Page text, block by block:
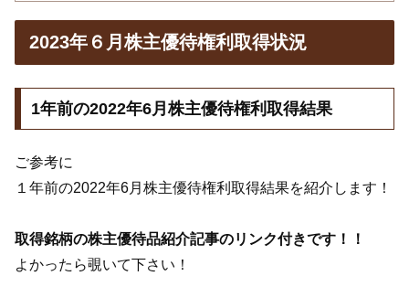
2023年６月株主優待権利取得状況
1年前の2022年6月株主優待権利取得結果
ご参考に
１年前の2022年6月株主優待権利取得結果を紹介します！
取得銘柄の株主優待品紹介記事のリンク付きです！！
よかったら覗いて下さい！